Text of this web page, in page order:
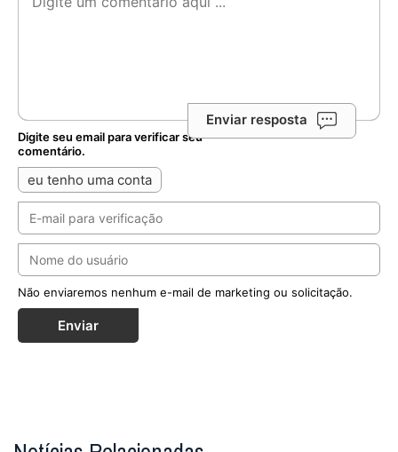
Enviar resposta
Digite seu email para verificar seu
comentário.
eu tenho uma conta
Não enviaremos nenhum e-mail de marketing ou solicitação.
Enviar